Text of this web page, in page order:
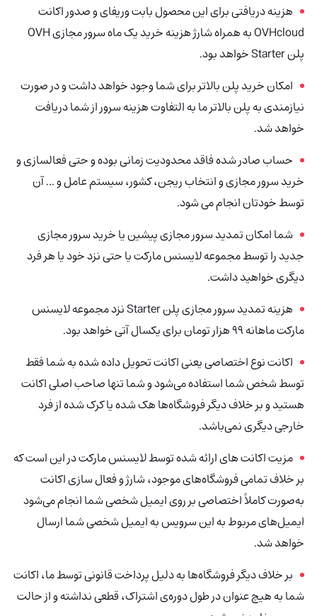
هزینه دریافتی برای این محصول بابت وریفای و صدور اکانت
OVHcloud به همراه شارژ هزینه خرید یک ماه سرور مجازی OVH
پلن Starter خواهد بود.
امکان خرید پلن بالاتر برای شما وجود خواهد داشت و در صورت
نیازمندی به پلن بالاتر ما به التفاوت هزینه سرور از شما دریافت
خواهد شد.
حساب صادر شده فاقد محدودیت زمانی بوده و حتی فعالسازی و
خرید سرور مجازی و انتخاب ریجن، کشور، سیستم عامل و ... آن
توسط خودتان انجام می شود.
شما امکان تمدید سرور مجازی پیشین یا خرید سرور مجازی
جدید را توسط مجموعه لایسنس مارکت یا حتی نزد خود یا هر فرد
دیگری خواهید داشت.
هزینه تمدید سرور مجازی پلن Starter نزد مجموعه لایسنس
مارکت ماهانه 99 هزار تومان برای یکسال آتی خواهد بود.
اکانت نوع اختصاصی یعنی اکانت تحویل داده شده به شما فقط
توسط شخص شما استفاده می‌شود و شما تنها صاحب اصلی اکانت
هستید و بر خلاف دیگر فروشگاه‌ها هک شده یا کرک شده از فرد
خارجی دیگری نمی‌باشد.
مزیت اکانت های ارائه شده توسط لایسنس مارکت در این است که
بر خلاف تمامی فروشگاه‌های موجود، شارژ و فعال سازی اکانت
به‌صورت کاملاً اختصاصی بر روی ایمیل شخصی شما انجام می‌شود
ایمیل‌های مربوط به این سرویس به ایمیل شخصی شما ارسال
خواهد شد.
بر خلاف دیگر فروشگاه‌ها به دلیل پرداخت قانونی توسط ما، اکانت
شما به هیچ عنوان در طول دوره‌ی اشتراک، قطعی نداشته و از حالت